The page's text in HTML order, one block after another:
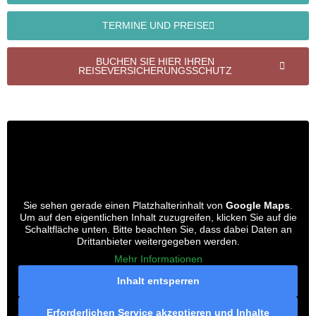
TERMINE UND PREISE
BUCHEN SIE HIER IHREN
REISEVERSICHERUNGSSCHUTZ
Sie sehen gerade einen Platzhalterinhalt von Google Maps
Um auf den eigentlichen Inhalt zuzugreifen, klicken Sie auf die
Schaltfläche unten. Bitte beachten Sie, dass dabei Daten an
Drittanbieter weitergegeben werden.
Mehr Informationen
Inhalt entsperren
Erforderlichen Service akzeptieren und Inhalte